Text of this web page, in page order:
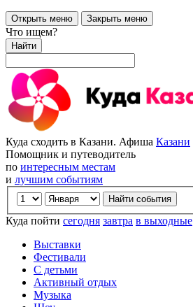
Открыть меню Закрыть меню
Что ищем?
Найти
Куда сходить в Казани. Афиша Казани
Помощник и путеводитель
по интересным местам
и лучшим событиям
Куда пойти сегодня завтра в выходные
Выставки
Фестивали
С детьми
Активный отдых
Музыка